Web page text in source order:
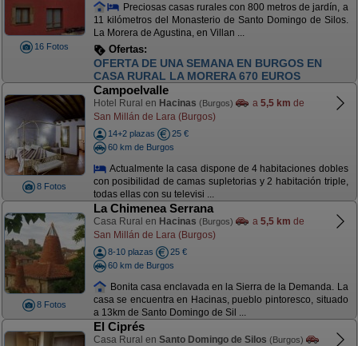
16 Fotos
Preciosas casas rurales con 800 metros de jardín, a
11 kilómetros del Monasterio de Santo Domingo de Silos.
La Morera de Agustina, en Villan ...
Ofertas:
OFERTA NOCHEBUENA. 850 EUROS. DEL 21
AL 25 DICIEMBRE DIAS FANTÁSTICOS
8 Fotos
Campoelvalle
Hotel Rural en Hacinas (Burgos) a 5,5 km de
San Millán de Lara (Burgos)
14+2 plazas
25 €
60 km de Burgos
Actualmente la casa dispone de 4 habitaciones dobles
con posibilidad de camas supletorias y 2 habitación triple,
todas ellas con su televisi ...
8 Fotos
La Chimenea Serrana
Casa Rural en Hacinas (Burgos) a 5,5 km de
San Millán de Lara (Burgos)
8-10 plazas
25 €
60 km de Burgos
Bonita casa enclavada en la Sierra de la Demanda. La
casa se encuentra en Hacinas, pueblo pintoresco, situado
a 13km de Santo Domingo de Sil ...
El Ciprés
Casa Rural en Santo Domingo de Silos (Burgos)